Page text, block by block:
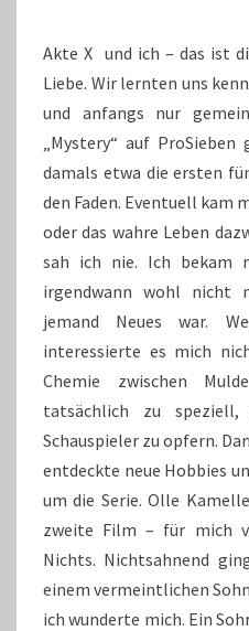
Akte X und ich – das ist
Liebe. Wir lernten uns
und anfangs nur
„Mystery“ auf ProSieben
damals etwa die ersten
den Faden. Eventuell kam
oder das wahre Leben
sah ich nie. Ich bekam
irgendwann wohl nicht
jemand Neues war.
interessierte es mich
Chemie zwischen
tatsächlich zu
Schauspieler zu opfern.
entdeckte neue Hobbies
um die Serie. Olle
zweite Film – für mich
Nichts. Nichtsahnend
einem vermeintlichen
ich wunderte mich. Ein